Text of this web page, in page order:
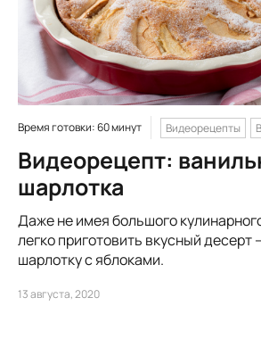
Время готовки: 60 минут Видеорецепты
Видеорецепт:
шарлотка
Даже не имея большого
легко приготовить вкусный
шарлотку с яблоками.
13 августа, 2020